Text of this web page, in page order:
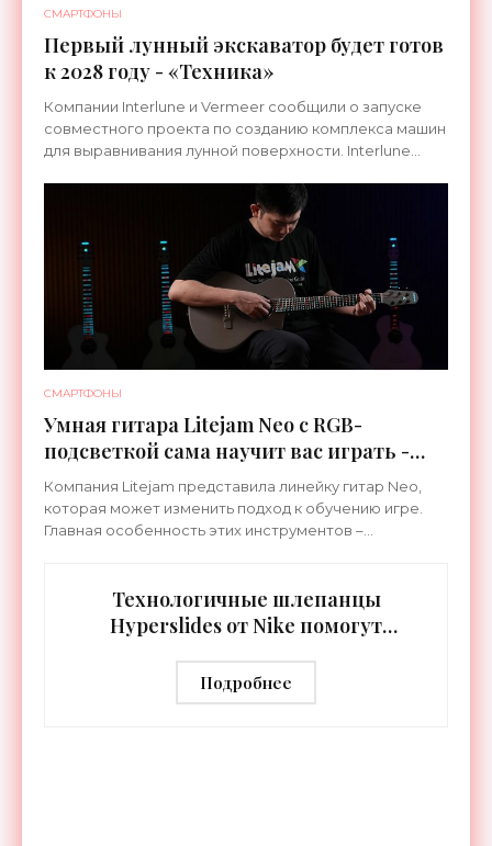
СМАРТФОНЫ
Первый лунный экскаватор будет готов
к 2028 году - «Техника»
Компании Interlune и Vermeer сообщили о запуске
совместного проекта по созданию комплекса машин
для выравнивания лунной поверхности. Interlune
СМАРТФОНЫ
Умная гитара Litejam Neo с RGB-
подсветкой сама научит вас играть -
«Гаджеты»
Компания Litejam представила линейку гитар Neo,
которая может изменить подход к обучению игре.
Главная особенность этих инструментов –
Технологичные шлепанцы
Hyperslides от Nike помогут
тренировки - «Гаджеты»
Подробнее